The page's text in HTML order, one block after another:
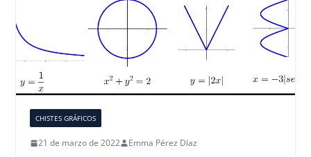
CHISTES GRÁFICOS
21 de marzo de 2022 Emma Pérez Díaz